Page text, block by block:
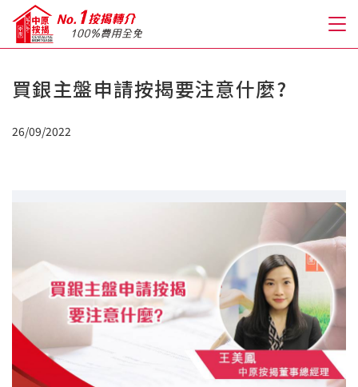
關於我們
免費開戶轉介服務
私人貸款
優惠禮遇
新盤優越按揭優惠
買銀主盤申請按揭要注意什麼?
26/09/2022